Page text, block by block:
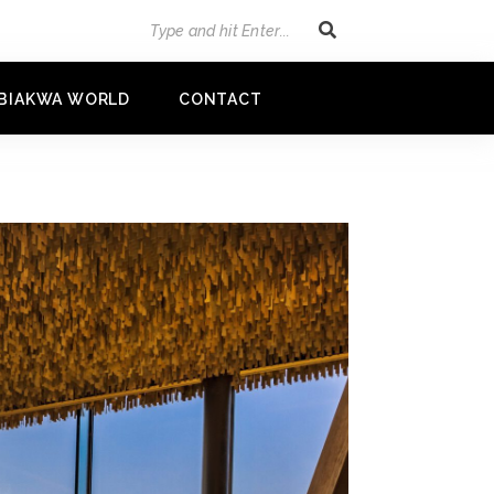
WORLD CONTACT